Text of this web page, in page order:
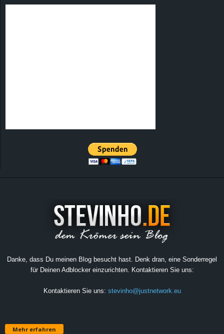
Danke, dass Du meinen Blog besucht hast. Denk dran, eine Sonderregel
für Deinen Adblocker einzurichten. Kontaktieren Sie uns:
Kontaktieren Sie uns: stevinho@justnetwork.eu
Mehr erfahren